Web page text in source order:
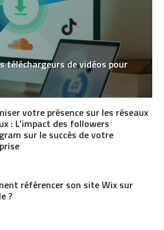
téléchargeurs de vidéos pour
votre présence sur les réseaux
: L’impact des followers
sur le succès de votre
référencer son site Wix sur
?